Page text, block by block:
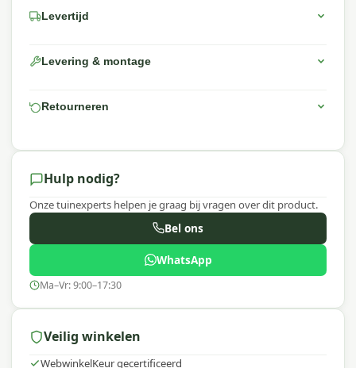
Levertijd
Levering & montage
Retourneren
Hulp nodig?
Onze tuinexperts helpen je graag bij vragen over dit product.
Bel ons
WhatsApp
Ma–Vr: 9:00–17:30
Veilig winkelen
WebwinkelKeur gecertificeerd